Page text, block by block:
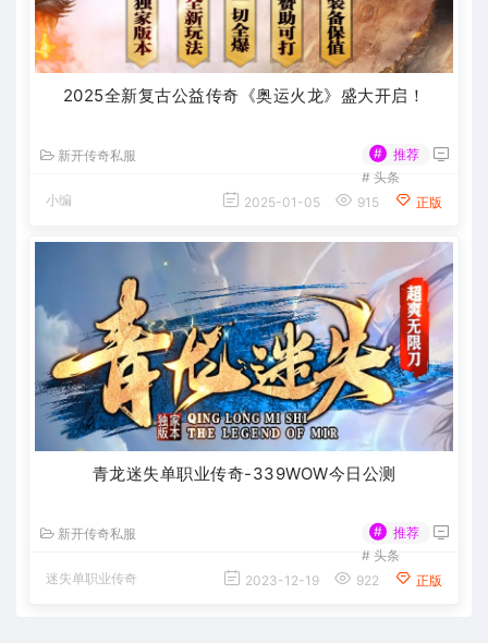
2025全新复古公益传奇《奥运火龙》盛大开启！
新开传奇私服 #
推荐
# 头条
小编
2025-01-05 915 正版
青龙迷失单职业传奇-339WOW今日公测
新开传奇私服 #
推荐
# 头条
迷失单职业传奇
2023-12-19 922 正版